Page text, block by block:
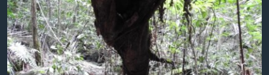
نرگس محمدی برنده جایزه نوبل صلح
همایش محافظه‌کاران آمریکا «سی‌پک»
صفحه‌های ویژه